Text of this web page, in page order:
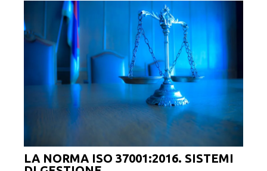
LA NORMA ISO 37001:2016. SISTEMI